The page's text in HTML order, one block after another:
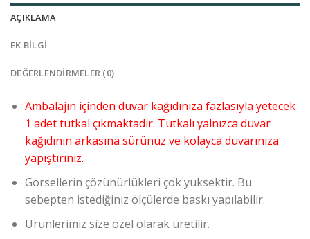
AÇIKLAMA
EK BILGI
DEĞERLENDIRMELER (0)
Ambalajın içinden duvar kağıdınıza fazlasıyla yetecek
1 adet tutkal çıkmaktadır. Tutkalı yalnızca duvar
kağıdının arkasına sürünüz ve kolayca duvarınıza
yapıştırınız.
Görsellerin çözünürlükleri çok yüksektir. Bu
sebepten istediğiniz ölçülerde baskı yapılabilir.
Ürünlerimiz size özel olarak üretilir.